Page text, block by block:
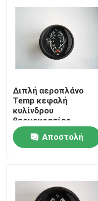
Σπίτι
Περίπου εμείς
Διπλή αεροπλάνο
Temp κεφαλή
κυλίνδρου
θερμοκρασίας
εξαγομένων DC1-70F
(2 ίντσες)Αποστολή